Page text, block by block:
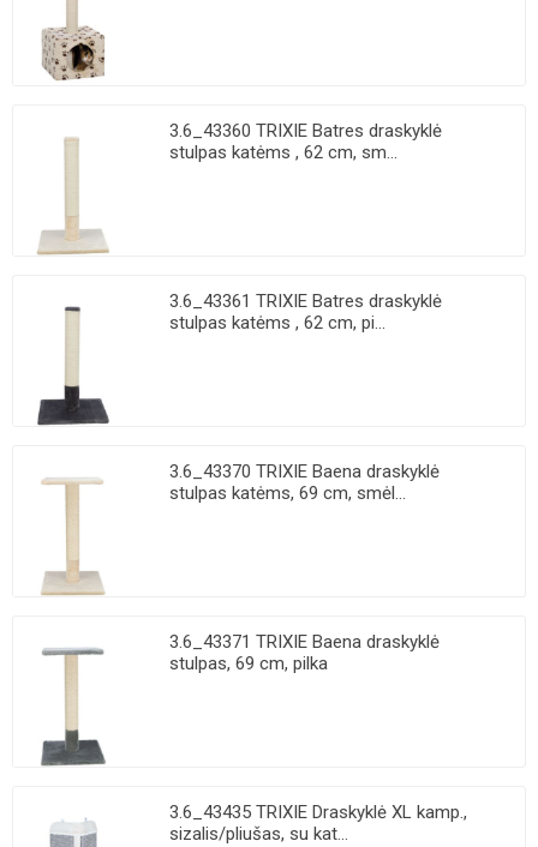
3.6_43360 TRIXIE Batres draskyklė
stulpas katėms , 62 cm, sm...
3.6_43361 TRIXIE Batres draskyklė
stulpas katėms , 62 cm, pi...
3.6_43370 TRIXIE Baena draskyklė
stulpas katėms, 69 cm, smėl...
3.6_43371 TRIXIE Baena draskyklė
stulpas, 69 cm, pilka
3.6_43435 TRIXIE Draskyklė XL kamp.,
sizalis/pliušas, su kat...